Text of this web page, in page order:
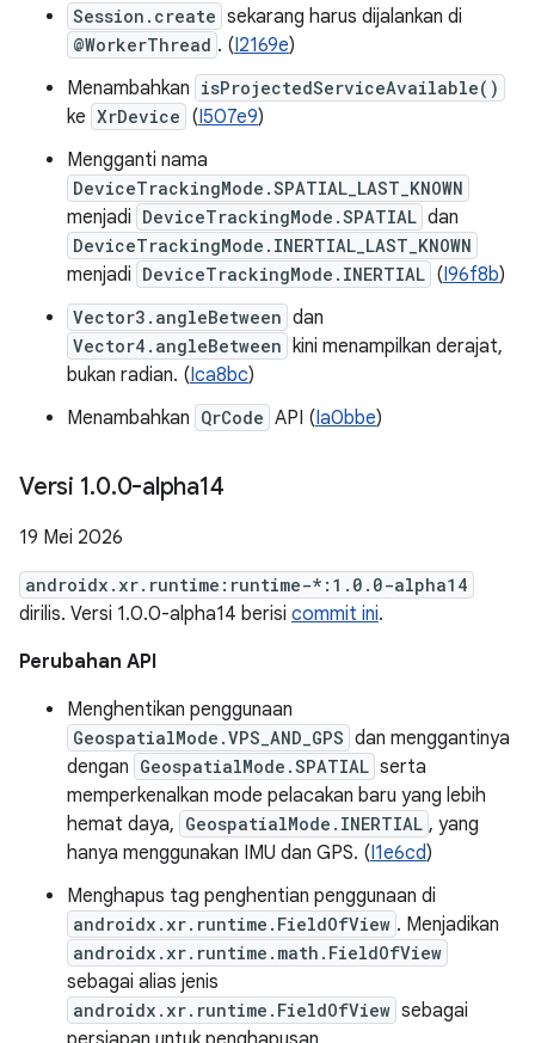
Session.create sekarang harus dijalankan di
@WorkerThread . (I2169e)
Menambahkan isProjectedServiceAvailable()
ke XrDevice (I507e9)
Mengganti nama
DeviceTrackingMode.SPATIAL_LAST_KNOWN
menjadi DeviceTrackingMode.SPATIAL dan
DeviceTrackingMode.INERTIAL_LAST_KNOWN
menjadi DeviceTrackingMode.INERTIAL (I96f8b)
Vector3.angleBetween dan
Vector4.angleBetween kini menampilkan derajat,
bukan radian. (Ica8bc)
Menambahkan QrCode API (Ia0bbe)
Versi 1.0.0-alpha14
19 Mei 2026
androidx.xr.runtime:runtime-*:1.0.0-alpha14
dirilis. Versi 1.0.0-alpha14 berisi commit ini.
Perubahan API
Menghentikan penggunaan
GeospatialMode.VPS_AND_GPS dan menggantinya
dengan GeospatialMode.SPATIAL serta
memperkenalkan mode pelacakan baru yang lebih
hemat daya, GeospatialMode.INERTIAL , yang
hanya menggunakan IMU dan GPS. (I1e6cd)
Menghapus tag penghentian penggunaan di
androidx.xr.runtime.FieldOfView . Menjadikan
androidx.xr.runtime.math.FieldOfView
sebagai alias jenis
androidx.xr.runtime.FieldOfView sebagai